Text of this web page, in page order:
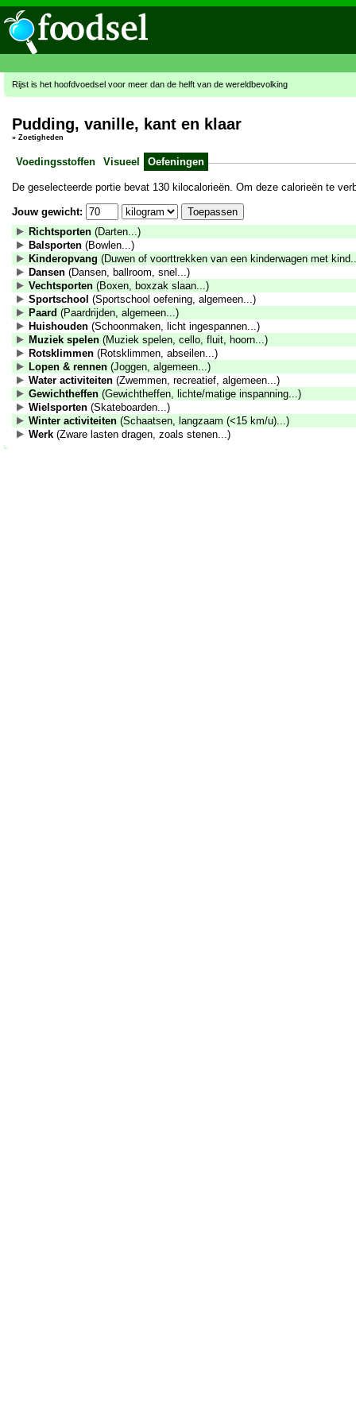
Rijst is het hoofdvoedsel voor meer dan de helft van de wereldbevolking
Pudding, vanille, kant en klaar
» Zoetigheden
Voedingsstoffen Visueel Oefeningen
De geselecteerde portie bevat 130 kilocalorieën. Om deze calorieën te
Jouw gewicht:
Richtsporten (Darten...)
Balsporten (Bowlen...)
Kinderopvang (Duwen of voorttrekken van een kinderwagen met
Dansen (Dansen, ballroom, snel...)
Vechtsporten (Boxen, boxzak slaan...)
Sportschool (Sportschool oefening, algemeen...)
Paard (Paardrijden, algemeen...)
Huishouden (Schoonmaken, licht ingespannen...)
Muziek spelen (Muziek spelen, cello, fluit, hoorn...)
Rotsklimmen (Rotsklimmen, abseilen...)
Lopen & rennen (Joggen, algemeen...)
Water activiteiten (Zwemmen, recreatief, algemeen...)
Gewichtheffen (Gewichtheffen, lichte/matige inspanning...)
Wielsporten (Skateboarden...)
Winter activiteiten (Schaatsen, langzaam (<15 km/u)...)
Werk (Zware lasten dragen, zoals stenen...)